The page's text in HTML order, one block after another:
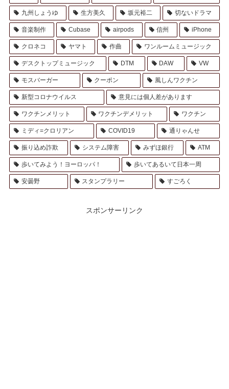
九州しょうゆ 生方美久 坂元裕二 切ないドラマ
音楽制作 Cubase airpods 信州 iPhone
クロネコ ヤマト 作曲 ワンルームミュージック
デスクトップミュージック DTM DAW VW
モスバーガー クーポン 風しんワクチン
新型コロナウイルス 意見には個人差があります
ワクチンメリット ワクチンデメリット ワクチン
ミディ=クロリアン COVID19 通りゃんせ
振り込め詐欺 システム障害 みずほ銀行 ATM
歩いてみよう！ヨーロッパ！ 歩いてあるいて日本一周
安曇野 スタンプラリー すごろく
スポンサーリンク